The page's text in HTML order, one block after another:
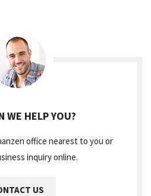
WE HELP YOU?
office nearest to you or
inquiry online.
US